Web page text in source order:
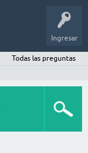
Ingresar
Todas las preguntas